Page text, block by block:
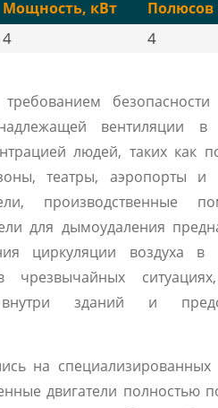
Мощность, кВт Полюсов
4 4
безопасности
вентиляции
людей, таких как
театры, аэропорты и
производственные
для дымоудаления
циркуляции воздуха в
чрезвычайных
внутри зданий и
на специализированных
двигатели полностью